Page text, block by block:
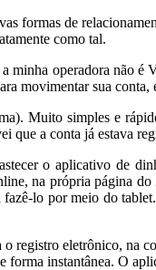
formas de
como tal.
operadora não é
movimentar sua
Muito simples e
a conta já estava
o aplicativo de
na própria página
lo por meio do
registro eletrônico, na
instantânea. O